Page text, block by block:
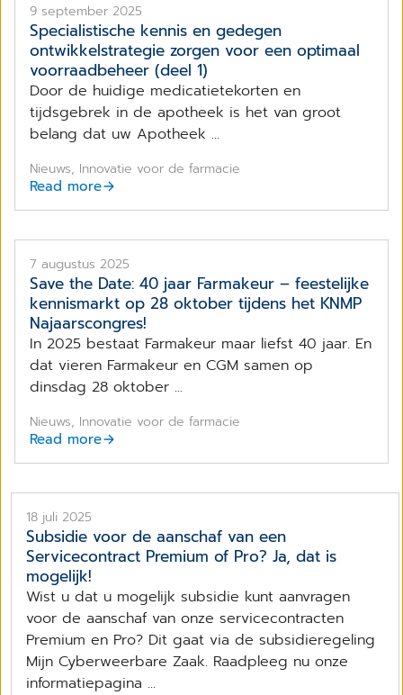
9 september 2025
Specialistische kennis en gedegen
ontwikkelstrategie zorgen voor een optimaal
voorraadbeheer (deel 1)
Door de huidige medicatietekorten en
tijdsgebrek in de apotheek is het van groot
belang dat uw Apotheek ...
Nieuws, Innovatie voor de farmacie
Read more
7 augustus 2025
Save the Date: 40 jaar Farmakeur – feestelijke
kennismarkt op 28 oktober tijdens het KNMP
Najaarscongres!
In 2025 bestaat Farmakeur maar liefst 40 jaar. En
dat vieren Farmakeur en CGM samen op
dinsdag 28 oktober ...
Nieuws, Innovatie voor de farmacie
Read more
18 juli 2025
​Subsidie voor de aanschaf van een
Servicecontract Premium of Pro? Ja, dat is
mogelijk!
Wist u dat u mogelijk subsidie kunt aanvragen
voor de aanschaf van onze servicecontracten
Premium en Pro? Dit gaat via de subsidieregeling
Mijn Cyberweerbare Zaak. Raadpleeg nu onze
informatiepagina ...